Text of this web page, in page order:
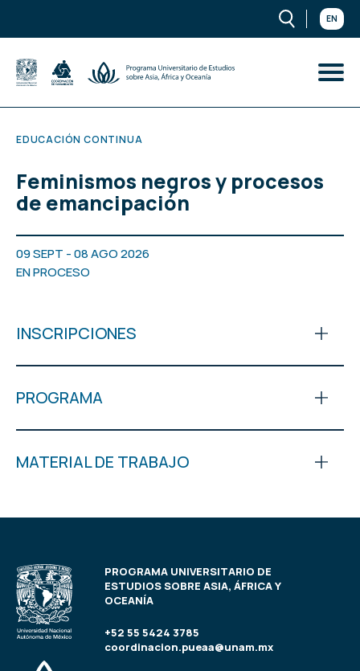
EN
EDUCACIÓN CONTINUA
Feminismos negros y procesos
de emancipación
09 SEPT - 08 AGO 2026
EN PROCESO
INSCRIPCIONES
PROGRAMA
MATERIAL DE TRABAJO
PROGRAMA UNIVERSITARIO DE
ESTUDIOS SOBRE ASIA, ÁFRICA Y
OCEANÍA
+52 55 5424 3785
coordinacion.pueaa@unam.mx